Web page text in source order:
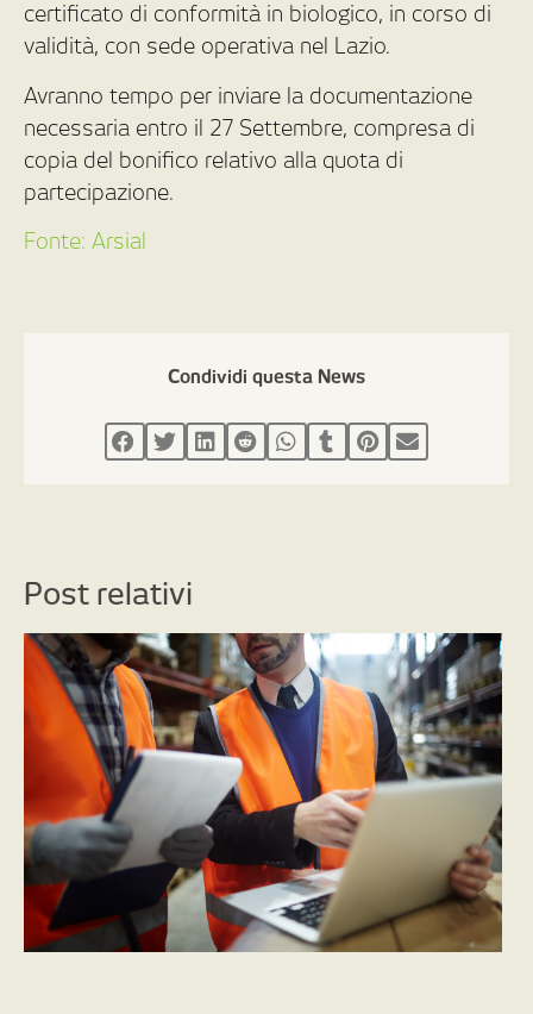
certificato di conformità in biologico, in corso di
validità, con sede operativa nel Lazio.
Avranno tempo per inviare la documentazione
necessaria entro il 27 Settembre, compresa di
copia del bonifico relativo alla quota di
partecipazione.
Fonte: Arsial
Condividi questa News
Post relativi